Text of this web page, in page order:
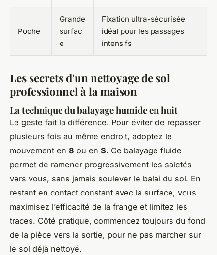
Poche
Grande
surfac
e
Fixation ultra-sécurisée,
idéal pour les passages
intensifs
Les secrets d'un nettoyage de sol
professionnel à la maison
La technique du balayage humide en huit
Le geste fait la différence. Pour éviter de repasser
plusieurs fois au même endroit, adoptez le
mouvement en 8 ou en S. Ce balayage fluide
permet de ramener progressivement les saletés
vers vous, sans jamais soulever le balai du sol. En
restant en contact constant avec la surface, vous
maximisez l’efficacité de la frange et limitez les
traces. Côté pratique, commencez toujours du fond
de la pièce vers la sortie, pour ne pas marcher sur
le sol déjà nettoyé.